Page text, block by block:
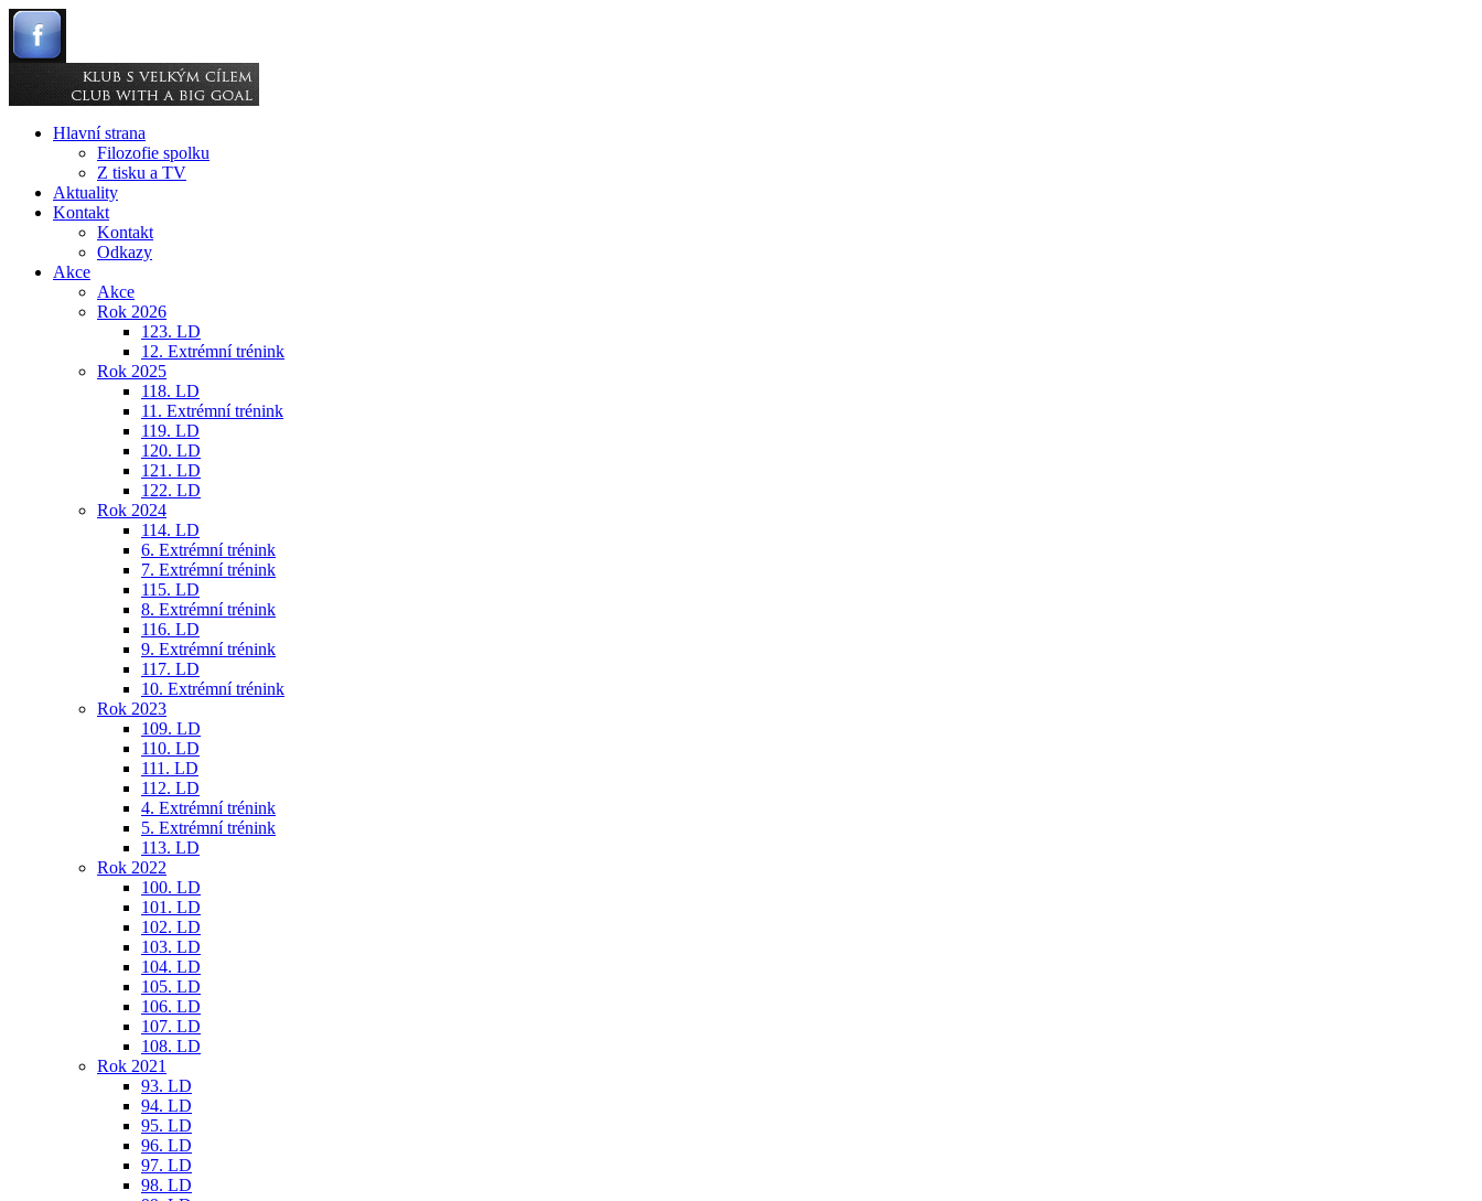
Hlavní strana
Filozofie spolku
Z tisku a TV
Aktuality
Kontakt
Kontakt
Odkazy
Akce
Akce
Rok 2026
123. LD
12. Extrémní trénink
Rok 2025
118. LD
11. Extrémní trénink
119. LD
120. LD
121. LD
122. LD
Rok 2024
114. LD
6. Extrémní trénink
7. Extrémní trénink
115. LD
8. Extrémní trénink
116. LD
9. Extrémní trénink
117. LD
10. Extrémní trénink
Rok 2023
109. LD
110. LD
111. LD
112. LD
4. Extrémní trénink
5. Extrémní trénink
113. LD
Rok 2022
100. LD
101. LD
102. LD
103. LD
104. LD
105. LD
106. LD
107. LD
108. LD
Rok 2021
93. LD
94. LD
95. LD
96. LD
97. LD
98. LD